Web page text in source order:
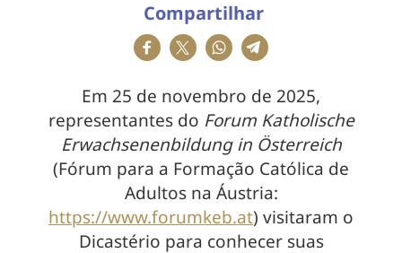
Compartilhar
Em 25 de novembro de 2025,
representantes do Forum Katholische
Erwachsenenbildung in Österreich
(Fórum para a Formação Católica de
Adultos na Áustria:
https://www.forumkeb.at) visitaram o
Dicastério para conhecer suas